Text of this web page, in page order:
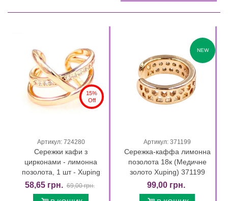
15%
Off
Артикул: 724280
Сережки кафи з
цирконами - лимонна
позолота, 1 шт - Xuping
58,65 грн. 69,00 грн.
NEW
Артикул: 371199
Сережка-каффа лимонна
позолота 18к (Медичне
золото Xuping) 371199
99,00 грн.